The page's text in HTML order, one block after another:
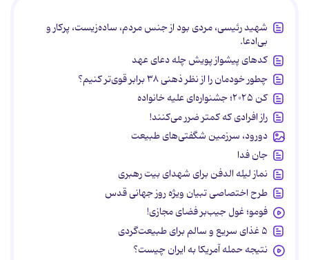
شهید رئیسی، مردی بود از جنس مردم، ساده‌زیست، پرکار و
بی‌ادعا.
کدهای پیشواز پویش چله دعای عهد
چطور خودمان را از نظر ذهنی ۳۸ برابر قوی‌تر کنیم؟
کن ۲۰۲۵؛ جشنواره‌ای علیه خانواده
راز افرادی که کمتر ضرر می‌کنند!
دورود، سرزمین شگفتی‌های طبیعت
جان فدا
نماز لیله الدفن برای شهدای بیت رهبری
طرح اختصاصی تبیان ویژه روز جهانی قدس
فومو؛ غول جیب‌بر فضای مجازی!
۵ غذای سریع و سالم برای طبیعت‌گردی
نتیجه حمله آمریکا به ایران چیست؟